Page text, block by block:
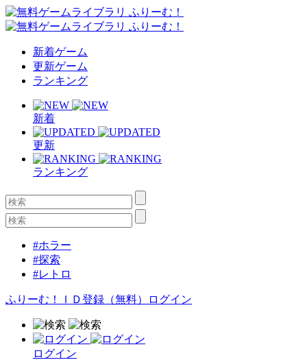
新着ゲーム
更新ゲーム
ランキング
新着
更新
ランキング
#ホラー
#探索
#レトロ
ふりーむ！ＩＤ登録（無料） ログイン
ログイン